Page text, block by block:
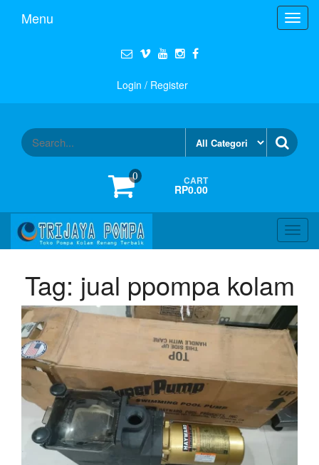
Menu
Login / Register
0 CART
RP0.00
Tag: jual ppompa kolam